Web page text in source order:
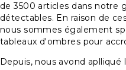
de 3500 articles dans notre
détectables. En raison de
nous sommes également
tableaux d'ombres pour
Depuis, nous avond aplliqué